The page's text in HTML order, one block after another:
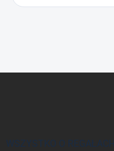
WSZYSTKO O REGAŁACH